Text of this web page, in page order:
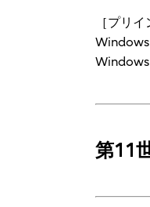
［プリ
Windows
Windows
第11